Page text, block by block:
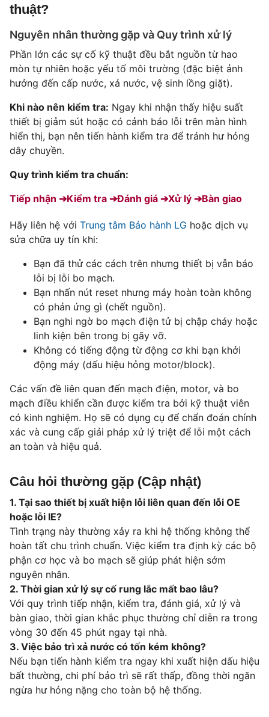
thuật?
Nguyên nhân thường gặp và Quy trình xử lý
Phần lớn các sự cố kỹ thuật đều bắt nguồn từ hao
mòn tự nhiên hoặc yếu tố môi trường (đặc biệt ảnh
hưởng đến cấp nước, xả nước, vệ sinh lồng giặt).
Khi nào nên kiểm tra: Ngay khi nhận thấy hiệu suất
thiết bị giảm sút hoặc có cảnh báo lỗi trên màn hình
hiển thị, bạn nên tiến hành kiểm tra để tránh hư hỏng
dây chuyền.
Quy trình kiểm tra chuẩn:
Tiếp nhận ➔Kiểm tra ➔Đánh giá ➔Xử lý ➔Bàn giao
Hãy liên hệ với Trung tâm Bảo hành LG hoặc dịch vụ
sửa chữa uy tín khi:
Bạn đã thử các cách trên nhưng thiết bị vẫn báo
lỗi bị lỗi bo mạch.
Bạn nhấn nút reset nhưng máy hoàn toàn không
có phản ứng gì (chết nguồn).
Bạn nghi ngờ bo mạch điện tử bị chập cháy hoặc
linh kiện bên trong bị gãy vỡ.
Không có tiếng động từ động cơ khi bạn khởi
động máy (dấu hiệu hỏng motor/block).
Các vấn đề liên quan đến mạch điện, motor, và bo
mạch điều khiển cần được kiểm tra bởi kỹ thuật viên
có kinh nghiệm. Họ sẽ có dụng cụ để chẩn đoán chính
xác và cung cấp giải pháp xử lý triệt để lỗi một cách
an toàn và hiệu quả.
Câu hỏi thường gặp (Cập nhật)
1. Tại sao thiết bị xuất hiện lỗi liên quan đến lỗi OE
hoặc lỗi IE?
Tình trạng này thường xảy ra khi hệ thống không thể
hoàn tất chu trình chuẩn. Việc kiểm tra định kỳ các bộ
phận cơ học và bo mạch sẽ giúp phát hiện sớm
nguyên nhân.
2. Thời gian xử lý sự cố rung lắc mất bao lâu?
Với quy trình tiếp nhận, kiểm tra, đánh giá, xử lý và
bàn giao, thời gian khắc phục thường chỉ diễn ra trong
vòng 30 đến 45 phút ngay tại nhà.
3. Việc bảo trì xả nước có tốn kém không?
Nếu bạn tiến hành kiểm tra ngay khi xuất hiện dấu hiệu
bất thường, chi phí bảo trì sẽ rất thấp, đồng thời ngăn
ngừa hư hỏng nặng cho toàn bộ hệ thống.